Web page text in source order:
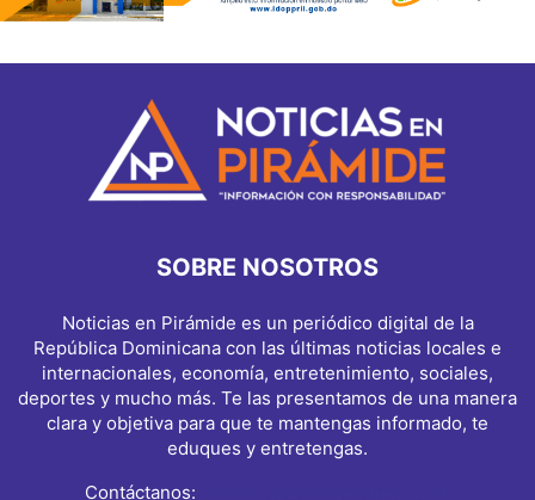
SOBRE NOSOTROS
Noticias en Pirámide es un periódico digital de la
República Dominicana con las últimas noticias locales e
internacionales, economía, entretenimiento, sociales,
deportes y mucho más. Te las presentamos de una manera
clara y objetiva para que te mantengas informado, te
eduques y entretengas.
Contáctanos: